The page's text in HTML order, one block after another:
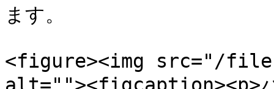
ます。
<figure><img src="/files/